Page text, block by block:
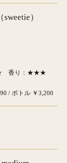
）
香り：★★★
/ ボトル ￥3,200